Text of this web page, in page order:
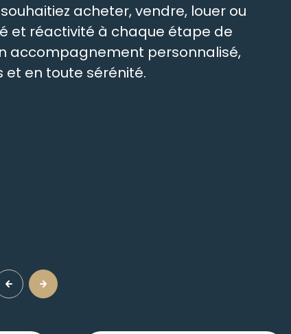
acheter, vendre, louer ou
et réactivité à chaque étape de
accompagnement personnalisé,
en toute sérénité.